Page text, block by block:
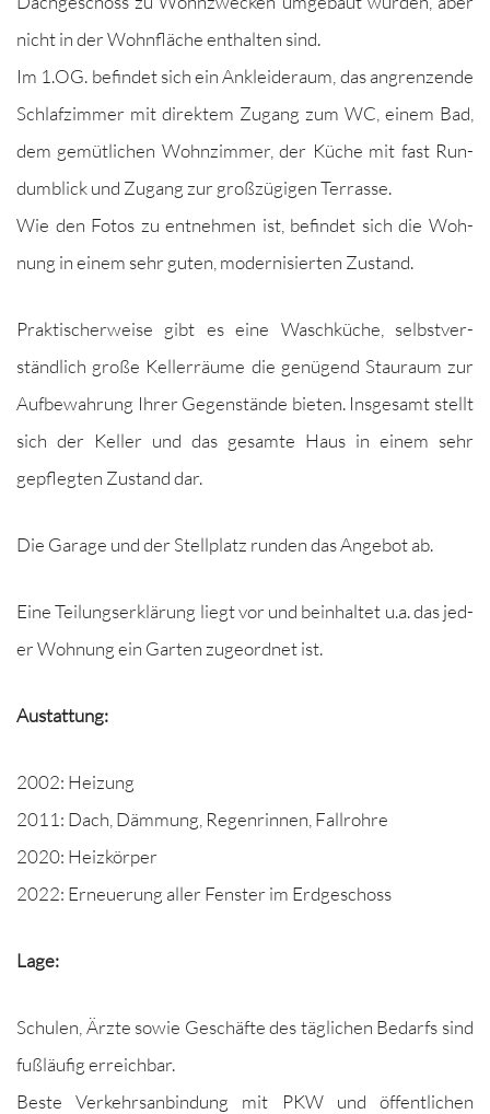
nicht in der Wohn­fläche enthal­ten sind.
Im 1.OG. befind­et sich ein Anklei­der­aum, das angren­zende
Schlafz­im­mer mit direk­tem Zugang zum WC, einem Bad,
dem gemütlichen Wohnz­im­mer, der Küche mit fast Run­
dum­blick und Zugang zur großzügi­gen Terrasse.
Wie den Fotos zu ent­nehmen ist, befind­et sich die Woh­
nung in einem sehr guten, mod­ernisierten Zustand.
Prak­tis­cher­weise gibt es eine Waschküche, selb­stver­
ständlich große Keller­räume die genü­gend Stau­raum zur
Auf­be­wahrung Ihrer Gegen­stände bieten. Ins­ge­samt stellt
sich der Keller und das gesamte Haus in einem sehr
gepflegten Zus­tand dar.
Die Garage und der Stellplatz run­den das Ange­bot ab.
Eine Teilungserk­lärung liegt vor und bein­hal­tet u.a. das jed­
er Woh­nung ein Garten zuge­ord­net ist.
Aus­tat­tung:
2002: Heizung
2011: Dach, Däm­mung, Regen­rin­nen, Fallrohre
2020: Heizkörper
2022: Erneuerung aller Fen­ster im Erdgeschoss
Lage:
Schulen, Ärzte sowie Geschäfte des täglichen Bedarfs sind
fußläu­fig erreichbar.
Beste Verkehrsan­bindung mit PKW und öffentlichen